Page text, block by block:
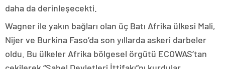
daha da derinleşecekti.
Wagner ile yakın bağları olan üç Batı Afrika ülkesi Mali,
Nijer ve Burkina Faso’da son yıllarda askeri darbeler
oldu. Bu ülkeler Afrika bölgesel örgütü ECOWAS’tan